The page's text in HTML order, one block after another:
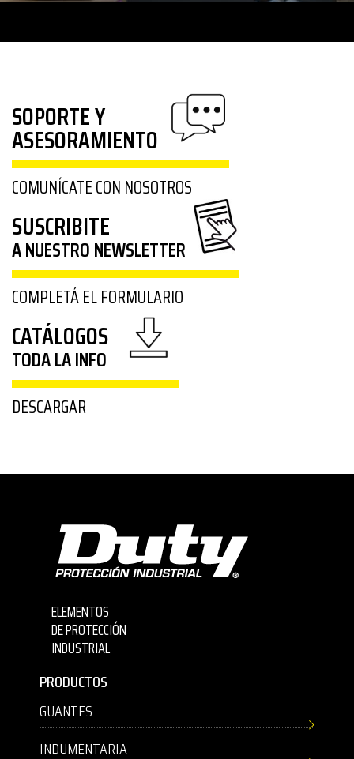
SOPORTE Y
ASESORAMIENTO
COMUNÍCATE CON NOSOTROS
SUSCRIBITE
A NUESTRO NEWSLETTER
COMPLETÁ EL FORMULARIO
CATÁLOGOS
TODA LA INFO
DESCARGAR
ELEMENTOS
DE PROTECCIÓN
INDUSTRIAL
PRODUCTOS
GUANTES
INDUMENTARIA